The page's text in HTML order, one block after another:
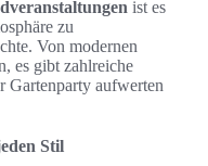
ist es
zu
Von modernen
es gibt zahlreiche
Gartenparty aufwerten
Stil